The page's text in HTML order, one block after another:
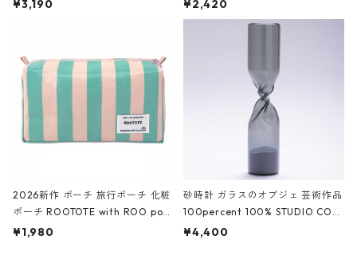
ーガンディー、オフホワイト
¥3,190
CODILE/Black クロコダイル/ブラ
¥2,420
2026新作 ポーチ 旅行ポーチ 化粧
ポーチ ROOTOTE with ROO pou
ch 3532 ルートート WR.ポーチ.ラ
¥1,980
砂時計 ガラスのオブジェ 芸術作品
100percent 100% STUDIO COH
AKU Timeless 100パーセント ス
¥4,400